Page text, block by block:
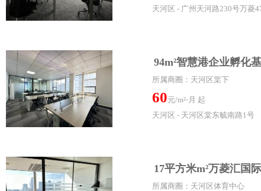
天河区 - 广州天河路230号万菱
94m²智慧港企业孵化
所属商圈：天河区棠下
60元/m²⋅月 起
天河区 - 天河区棠东毓南路1号
17平方米m²万菱汇国
所属商圈：天河区体育中心